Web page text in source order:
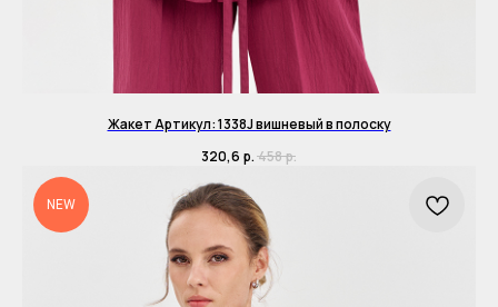
Жакет Артикул: 1338J вишневый в полоску
320,6 р. 458р.
NEW